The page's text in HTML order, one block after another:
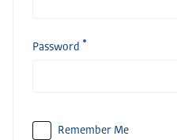
Password
Remember Me